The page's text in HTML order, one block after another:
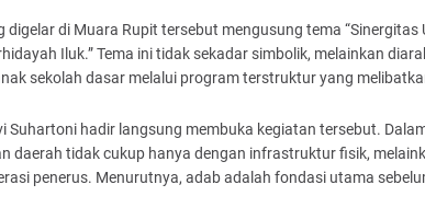
digelar di Muara Rupit tersebut mengusung tema
Iluk.” Tema ini tidak sekadar simbolik, melainkan
sekolah dasar melalui program terstruktur yang
Suhartoni hadir langsung membuka kegiatan tersebut.
daerah tidak cukup hanya dengan infrastruktur fisik,
penerus. Menurutnya, adab adalah fondasi utama